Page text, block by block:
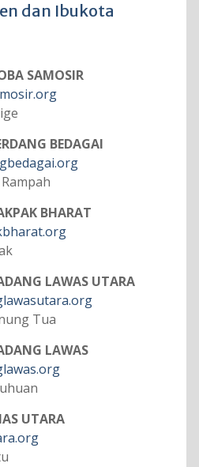
dan Ibukota
SAMOSIR
BEDAGAI
BHARAT
LAWAS UTARA
Tua
LAWAS
UTARA